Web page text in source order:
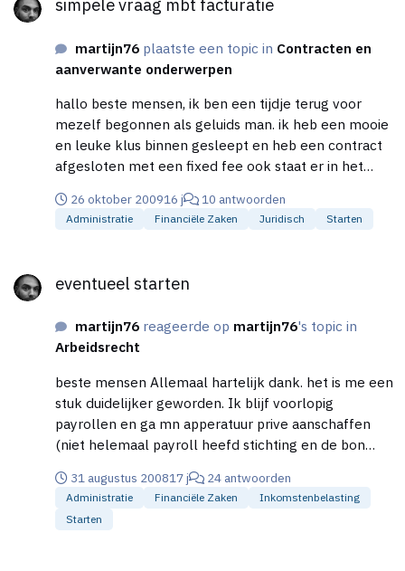
simpele vraag mbt facturatie
martijn76 plaatste een topic in Contracten en
aanverwante onderwerpen
hallo beste mensen, ik ben een tijdje terug voor
mezelf begonnen als geluids man. ik heb een mooie
en leuke klus binnen gesleept en heb een contract
afgesloten met een fixed fee ook staat er in het
dit jaar en 2 volgend jaar) nu heb ik in kwartaal 2 een
rekening gestuurd van de het totaal bedrag voor dit
vraagd de opdracht gever om een nieuwe factuur.
boekhouding.? ik dacht dat hij deze niet nodig had en
het 2e deel kon overmaken ovv factuur nummer en
aangeven dat het om restant betaling gaat. omdat ik
de factuur al heb opgegeven en er btw over afdraag.
kan ik volgens mij niet een nieuwe gfactuur
aanmaken zonder dat met credit nota's in de weer
26 oktober 200916 j 10 antwoorden
Administratie Financiële Zaken Juridisch Starten
eventueel starten
martijn76 reageerde op martijn76's topic in
Arbeidsrecht
beste mensen Allemaal hartelijk dank. het is me een
stuk duidelijker geworden. Ik blijf voorlopig
payrollen en ga mn apperatuur prive aanschaffen
(niet helemaal payroll heefd stichting en de bon
direct mn btw terug en bij elke betaling en stukje
onbelast extra) . En omdat ik al vier dagen in
loondienst ben. Kan ik moeilijk hard maken (ook al
31 augustus 200817 j 24 antwoorden
Administratie Financiële Zaken
Inkomstenbelasting
Starten